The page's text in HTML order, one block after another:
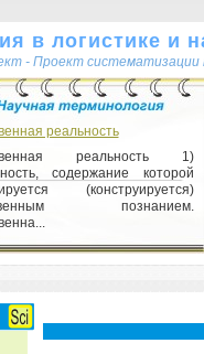
в логистике и
- Проект
реальность
реальность 1)
содержание которой
(конструируется)
познанием.
група
підданих
впливу (на
від контрольної групи). ...